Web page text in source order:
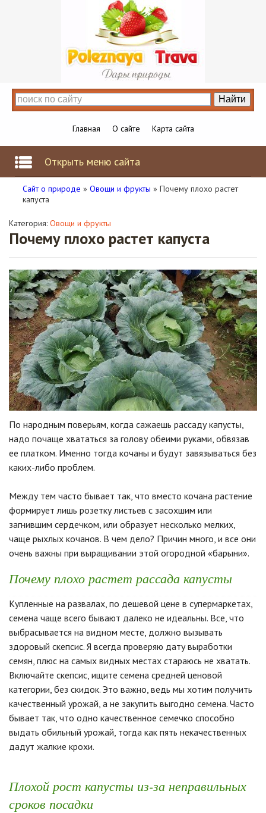
Главная О сайте Карта сайта
Открыть меню сайта
Сайт о природе » Овощи и фрукты » Почему плохо растет
капуста
Категория: Овощи и фрукты
Почему плохо растет капуста
По народным поверьям, когда сажаешь рассаду капусты,
надо почаще хвататься за голову обеими руками, обвязав
ее платком. Именно тогда кочаны и будут завязываться без
каких-либо проблем.
Между тем часто бывает так, что вместо кочана растение
формирует лишь розетку листьев с засохшим или
загнившим сердечком, или образует несколько мелких,
чаще рыхлых кочанов. В чем дело? Причин много, и все они
очень важны при выращивании этой огородной «барыни».
Почему плохо растет рассада капусты
Купленные на развалах, по дешевой цене в супермаркетах,
семена чаще всего бывают далеко не идеальны. Все, что
выбрасывается на видном месте, должно вызывать
здоровый скепсис. Я всегда проверяю дату выработки
семян, плюс на самых видных местах стараюсь не хватать.
Включайте скепсис, ищите семена средней ценовой
категории, без скидок. Это важно, ведь мы хотим получить
качественный урожай, а не закупить выгодно семена. Часто
бывает так, что одно качественное семечко способно
выдать обильный урожай, тогда как пять некачественных
дадут жалкие крохи.
Плохой рост капусты из-за неправильных
сроков посадки